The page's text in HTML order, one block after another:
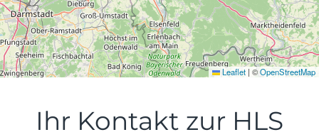
Leaflet | ©OpenStreetMap
Ihr Kontakt zur HLS